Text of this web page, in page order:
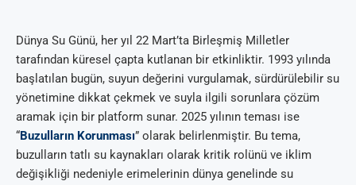
Dünya Su Günü, her yıl 22 Mart’ta Birleşmiş Milletler
tarafından küresel çapta kutlanan bir etkinliktir. 1993 yılında
başlatılan bugün, suyun değerini vurgulamak, sürdürülebilir su
yönetimine dikkat çekmek ve suyla ilgili sorunlara çözüm
aramak için bir platform sunar. 2025 yılının teması ise
“Buzulların Korunması” olarak belirlenmiştir. Bu tema,
buzulların tatlı su kaynakları olarak kritik rolünü ve iklim
değişikliği nedeniyle erimelerinin dünya genelinde su